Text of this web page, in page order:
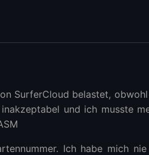
SurferCloud belastet,
und ich musste
Ich habe mich